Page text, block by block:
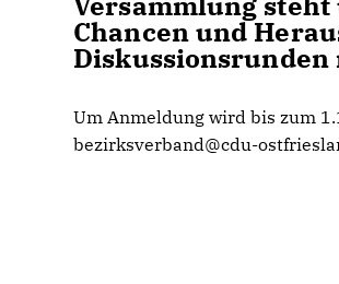
Chancen und
Um Anmeldung wird bis zum
bezirksverband@cdu-